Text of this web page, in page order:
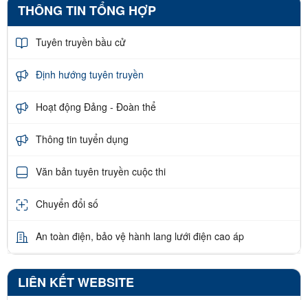
THÔNG TIN TỔNG HỢP
Tuyên truyền bầu cử
Định hướng tuyên truyền
Hoạt động Đảng - Đoàn thể
Thông tin tuyển dụng
Văn bản tuyên truyền cuộc thi
Chuyển đổi số
An toàn điện, bảo vệ hành lang lưới điện cao áp
LIÊN KẾT WEBSITE